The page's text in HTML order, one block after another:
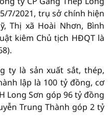
7/2021, trụ sở chính hiện
Thị xã Hoài Nhơn, Bình
kiêm Chủ tịch HĐQT là
ty là sản xuất sắt, thép,
lập là 100 tỷ đồng, cơ
Long Sơn góp 96 tỷ đồng
Trung Thành góp 2 tỷ